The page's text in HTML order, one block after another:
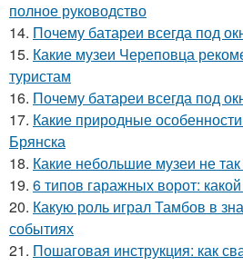
полное руководство
14. Почему батареи всегда под
15. Какие музеи Череповца
туристам
16. Почему батареи всегда под
17. Какие природные
Брянска
18. Какие небольшие музеи не
19. 6 типов гаражных ворот:
20. Какую роль играл Тамбов в
событиях
21. Пошаговая инструкция: как